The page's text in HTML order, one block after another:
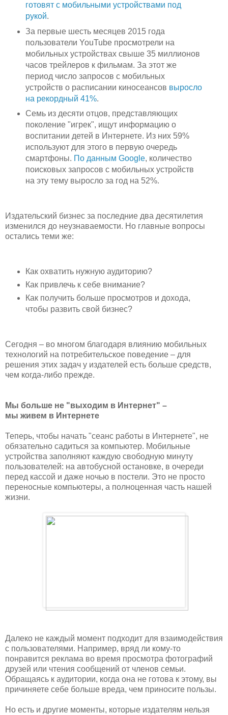
готовят с мобильными устройствами под
рукой.
За первые шесть месяцев 2015 года
пользователи YouTube просмотрели на
мобильных устройствах свыше 35 миллионов
часов трейлеров к фильмам. За этот же
период число запросов с мобильных
устройств о расписании киносеансов выросло
на рекордный 41%.
Семь из десяти отцов, представляющих
поколение "игрек", ищут информацию о
воспитании детей в Интернете. Из них 59%
используют для этого в первую очередь
смартфоны. По данным Google, количество
поисковых запросов с мобильных устройств
на эту тему выросло за год на 52%.
Издательский бизнес за последние два десятилетия
изменился до неузнаваемости. Но главные вопросы
остались теми же:
Как охватить нужную аудиторию?
Как привлечь к себе внимание?
Как получить больше просмотров и дохода,
чтобы развить свой бизнес?
Сегодня – во многом благодаря влиянию мобильных
технологий на потребительское поведение – для
решения этих задач у издателей есть больше средств,
чем когда-либо прежде.
Мы больше не "выходим в Интернет" –
мы живем в Интернете
Теперь, чтобы начать "сеанс работы в Интернете", не
обязательно садиться за компьютер. Мобильные
устройства заполняют каждую свободную минуту
пользователей: на автобусной остановке, в очереди
перед кассой и даже ночью в постели. Это не просто
переносные компьютеры, а полноценная часть нашей
жизни.
Далеко не каждый момент подходит для взаимодействия
с пользователями. Например, вряд ли кому-то
понравится реклама во время просмотра фотографий
друзей или чтения сообщений от членов семьи.
Обращаясь к аудитории, когда она не готова к этому, вы
причиняете себе больше вреда, чем приносите пользы.
Но есть и другие моменты, которые издателям нельзя